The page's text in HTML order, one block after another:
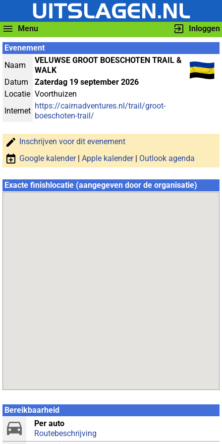
Menu Inloggen
Evenement
Naam
VELUWSE GROOT BOESCHOTEN TRAIL &
WALK
Datum
Zaterdag 19 september 2026
Locatie Voorthuizen
Internet
https://cairnadventures.nl/trail/groot-
boeschoten-trail/
Inschrijven voor dit evenement
Google kalender| Apple kalender| Outlook agenda
Exacte finishlocatie (aangegeven door de organisatie)
Bereikbaarheid
Per auto
Routebeschrijving